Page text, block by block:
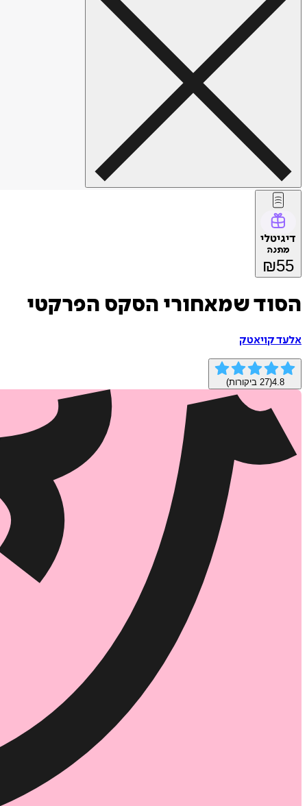
דיגיטלי
מתנה
₪55
הסוד שמאחורי הסקס הפרקטי
אלעד קויאטק
4.8
(
27 ביקורות)